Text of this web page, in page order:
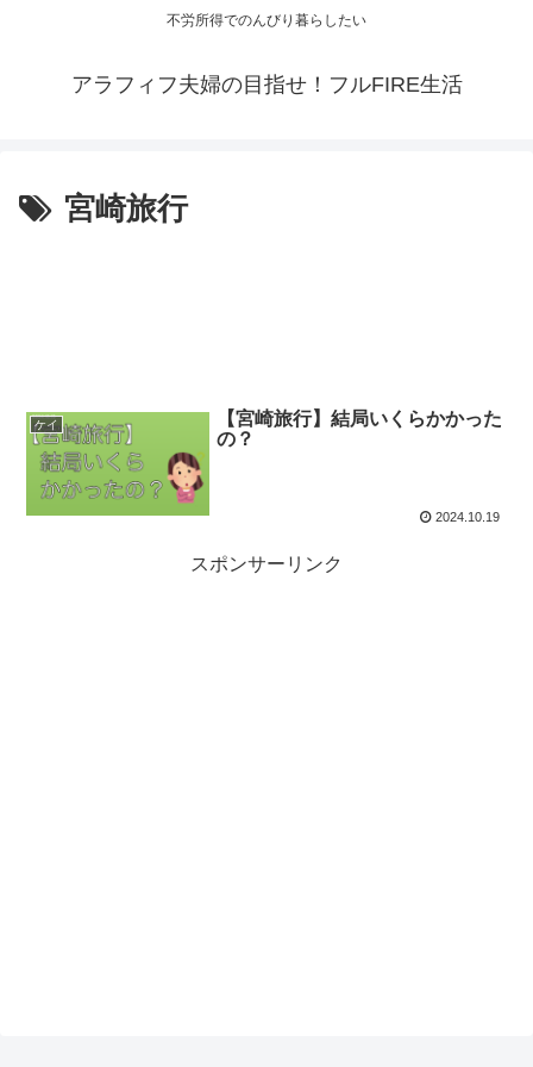
不労所得でのんびり暮らしたい
アラフィフ夫婦の目指せ！フルFIRE生活
宮崎旅行
ケイ
【宮崎旅行】結局いくらかかった
の？
2024.10.19
スポンサーリンク